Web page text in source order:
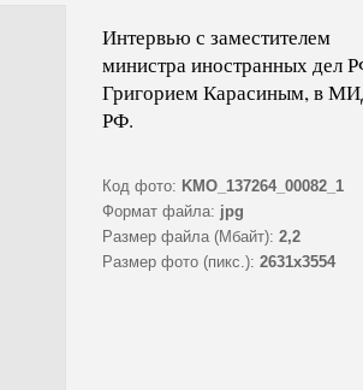
Интервью с заместителем
министра иностранных дел
Григорием Карасиным, в
РФ.
Код фото: KMO_137264_00082_1
Формат файла: jpg
Размер файла (Мбайт): 2,2
Размер фото (пикс.): 2631x3554